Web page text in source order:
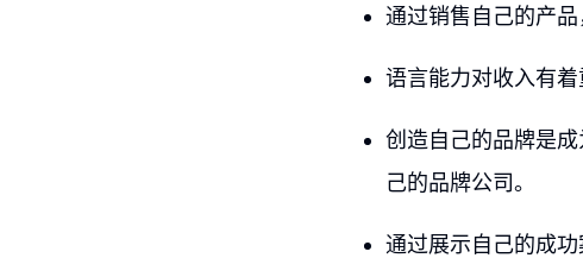
通过销售自己的产品
语言能力对收入有
创造自己的品牌是
己的品牌公司。
通过展示自己的成